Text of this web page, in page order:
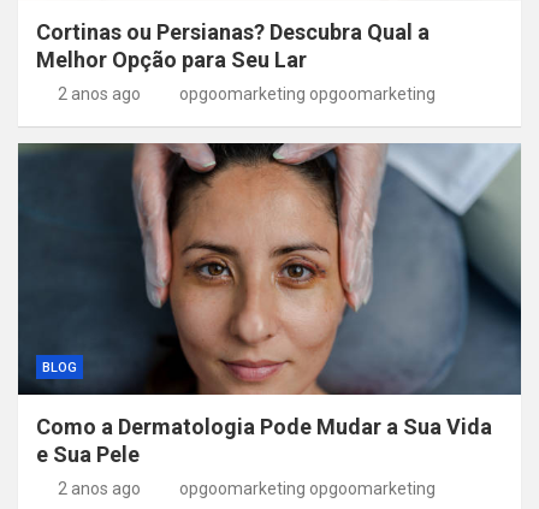
Cortinas ou Persianas? Descubra Qual a
Melhor Opção para Seu Lar
2 anos ago opgoomarketing opgoomarketing
BLOG
Como a Dermatologia Pode Mudar a Sua Vida
e Sua Pele
2 anos ago opgoomarketing opgoomarketing